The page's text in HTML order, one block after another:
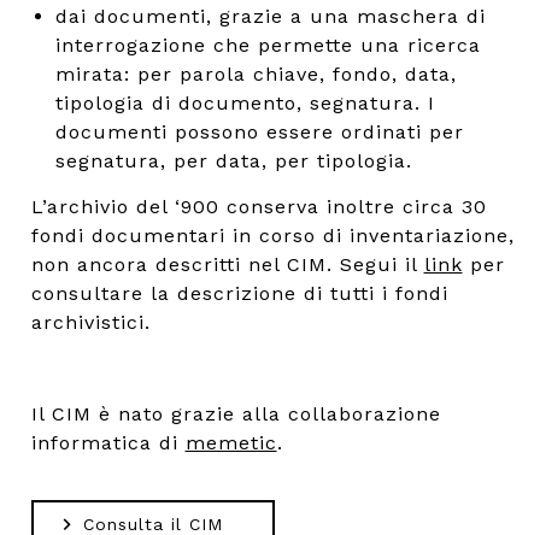
dai documenti, grazie a una maschera di
interrogazione che permette una ricerca
mirata: per parola chiave, fondo, data,
tipologia di documento, segnatura. I
documenti possono essere ordinati per
segnatura, per data, per tipologia.
L’archivio del ‘900 conserva inoltre circa 30
fondi documentari in corso di inventariazione,
non ancora descritti nel CIM. Segui il link per
consultare la descrizione di tutti i fondi
archivistici.
Il CIM è nato grazie alla collaborazione
informatica di memetic.
Consulta il CIM